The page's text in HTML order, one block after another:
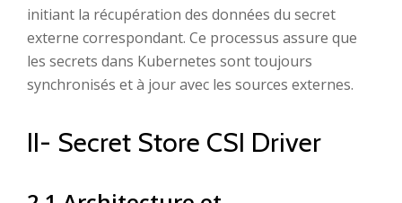
initiant la récupération des données du secret
externe correspondant. Ce processus assure que
les secrets dans Kubernetes sont toujours
synchronisés et à jour avec les sources externes.
II- Secret Store CSI Driver